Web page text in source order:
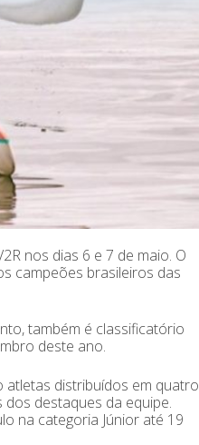
nos dias 6 e 7 de maio. O
campeões brasileiros das
também é classificatório
deste ano.
distribuídos em quatro
destaques da equipe.
na categoria Júnior até 19